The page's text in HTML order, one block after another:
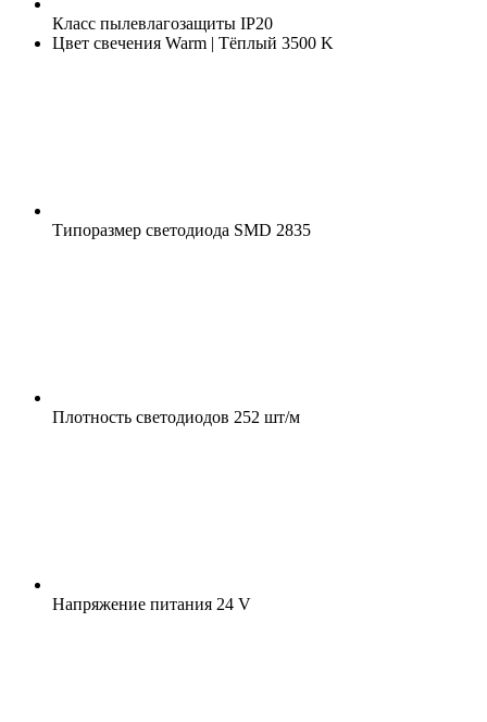
Класс пылевлагозащиты IP20
Цвет свечения Warm | Тёплый 3500 K
Типоразмер светодиода SMD 2835
Плотность светодиодов 252 шт/м
Напряжение питания 24 V